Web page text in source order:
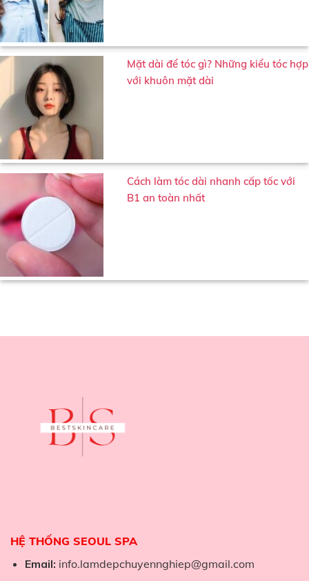
Mặt dài để tóc gì? Những kiểu tóc hợp
với khuôn mặt dài
Cách làm tóc dài nhanh cấp tốc với
B1 an toàn nhất
HỆ THỐNG SEOUL SPA
Email: info.lamdepchuyennghiep@gmail.com